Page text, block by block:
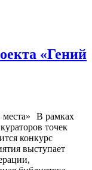
«Гений
В рамках
точек
конкурс
выступает